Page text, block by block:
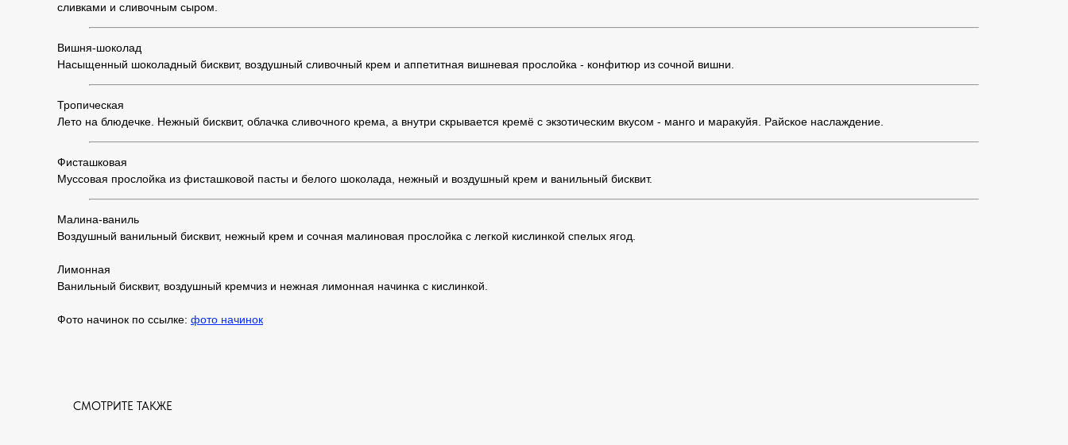
сливками и сливочным сыром.
Вишня-шоколад
Насыщенный шоколадный бисквит, воздушный сливочный крем и аппетитная вишневая прослойка - конфитюр из сочной вишни.
Тропическая
Лето на блюдечке. Нежный бисквит, облачка сливочного крема, а внутри скрывается кремё с экзотическим вкусом - манго и маракуйя. Райское наслаждение.
Фисташковая
Муссовая прослойка из фисташковой пасты и белого шоколада, нежный и воздушный крем и ванильный бисквит.
Малина-ваниль
Воздушный ванильный бисквит, нежный крем и сочная малиновая прослойка с легкой кислинкой спелых ягод.
Лимонная
Ванильный бисквит, воздушный кремчиз и нежная лимонная начинка с кислинкой.
Фото начинок по ссылке: фото начинок
СМОТРИТЕ ТАКЖЕ